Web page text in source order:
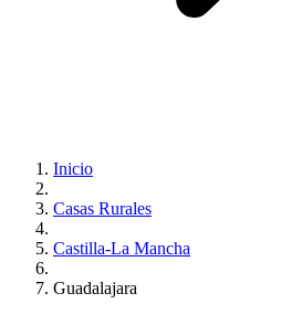
Inicio
Casas Rurales
Castilla-La Mancha
Guadalajara